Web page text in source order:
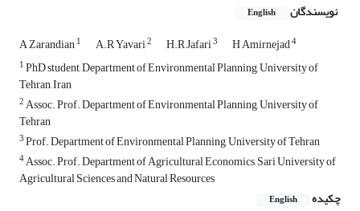
نویسندگان English
A Zarandian1 A.R Yavari2 H.R Jafari3 H Amirnejad4
1PhD student, Department of Environmental Planning, University of
Tehran, Iran
2Assoc. Prof. Department of Environmental Planning, University of
Tehran
3Prof. Department of Environmental Planning, University of Tehran
4Assoc. Prof. Department of Agricultural Economics, Sari University of
Agricultural Sciences and Natural Resources
چکیده
English